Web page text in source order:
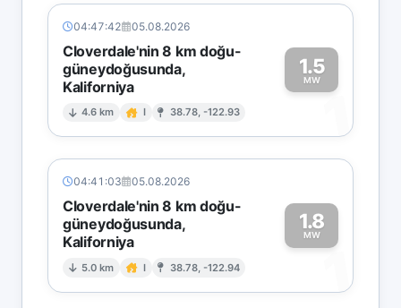
04:47:42 05.08.2026
Cloverdale'nin 8 km doğu-
güneydoğusunda,
Kaliforniya
4.6 km I 38.78, -122.93
1.5
MW
1
04:41:03 05.08.2026
Cloverdale'nin 8 km doğu-
güneydoğusunda,
Kaliforniya
5.0 km I 38.78, -122.94
1.8
MW
1